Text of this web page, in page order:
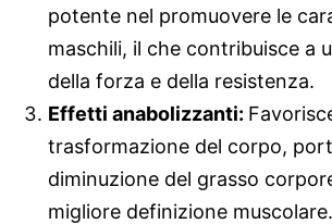
potente nel promuovere le
maschili, il che contribuisce a
della forza e della resistenza.
Effetti anabolizzanti:
trasformazione del corpo,
diminuzione del grasso
migliore definizione muscolare.